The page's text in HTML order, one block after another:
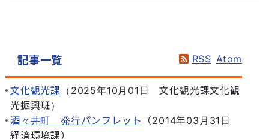
記事一覧 RSS Atom
文化観光課 （ 2025年10月01日
文化観光課文化観
光振興班）
酒々井町 発行パンフレット
（2014年03月31日
経済環境課）